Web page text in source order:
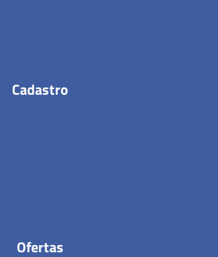
Cadastro
Ofertas